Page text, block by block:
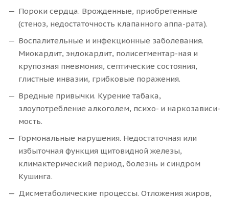
Пороки сердца. Врожденные, приобретенные
(стеноз, недостаточность клапанного аппа-рата).
Воспалительные и инфекционные заболевания.
Миокардит, эндокардит, полисегментар-ная и
крупозная пневмония, септические состояния,
глистные инвазии, грибковые поражения.
Вредные привычки. Курение табака,
злоупотребление алкоголем, психо- и наркозависи-
мость.
Гормональные нарушения. Недостаточная или
избыточная функция щитовидной железы,
климактерический период, болезнь и синдром
Кушинга.
Дисметаболические процессы. Отложения жиров,